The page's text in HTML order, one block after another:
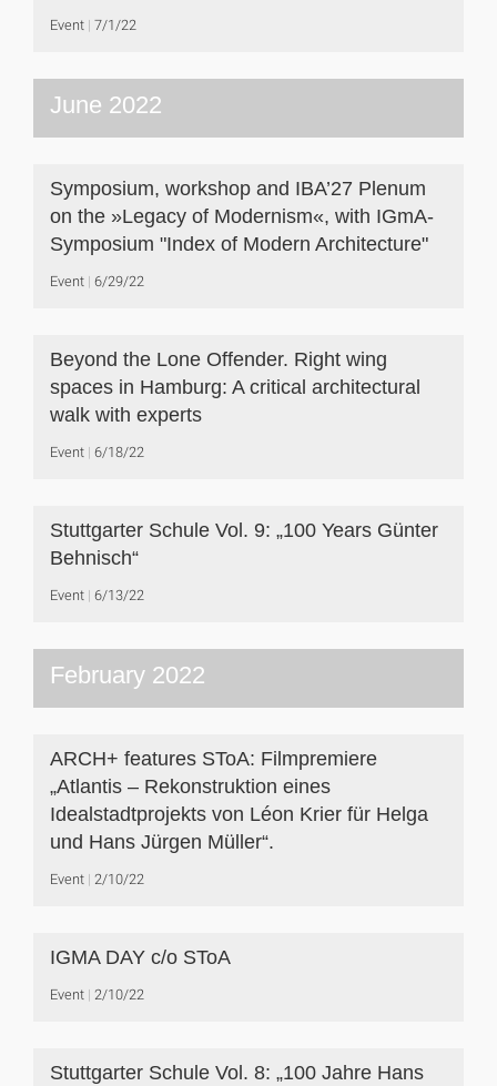
Event 7/1/22
June 2022
Symposium, workshop and IBA’27 Plenum
on the »Legacy of Modernism«, with IGmA-
Symposium "Index of Modern Architecture"
Event 6/29/22
Beyond the Lone Offender. Right wing
spaces in Hamburg: A critical architectural
walk with experts
Event 6/18/22
Stuttgarter Schule Vol. 9: „100 Years Günter
Behnisch“
Event 6/13/22
February 2022
ARCH+ features SToA: Filmpremiere
„Atlantis – Rekonstruktion eines
Idealstadtprojekts von Léon Krier für Helga
und Hans Jürgen Müller“.
Event 2/10/22
IGMA DAY c/o SToA
Event 2/10/22
Stuttgarter Schule Vol. 8: „100 Jahre Hans